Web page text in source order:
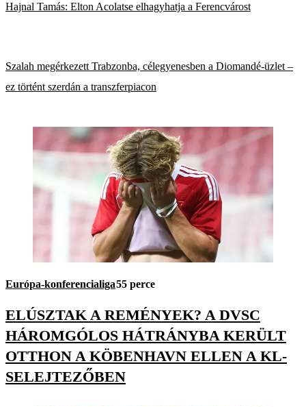
Hajnal Tamás: Elton Acolatse elhagyhatja a Ferencvárost
Szalah megérkezett Trabzonba, célegyenesben a Diomandé-üzlet –
ez történt szerdán a transzferpiacon
Európa-konferencialiga55 perce
ELÚSZTAK A REMÉNYEK? A DVSC
HÁROMGÓLOS HÁTRÁNYBA KERÜLT
OTTHON A KÖBENHAVN ELLEN A KL-
SELEJTEZŐBEN